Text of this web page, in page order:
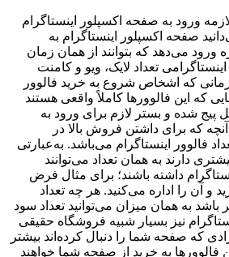
ورود به صفحه اکسپلور اینستاگرام
صفحه اکسپلور اینستاگرام به
ورود می‌دهد که بتوانند از همان زمان
تعداد لایک، ویو و کامنت
زمانی که اشخاص شروع به خرید فالوور
که این فالوورها کاملاً واقعی هستند
شده و بستر لازم برای ورود به
که برای داشتن فروش بالا در
فالوور اینستاگرام می‌باشد. به‌عبارتی
دارند به همان تعداد می‌توانند
داشته باشند؛ برای مثال فرض
و آن را اداره می‌کنید. هر چه تعداد
باشد به همان میزان می‌توانید تعداد سود
نیز بسیار شبیه فروشگاه حقیقی
که صفحه شما را دنبال کرده‌اند بیشتر
فالوورها به خرید از صفحه شما خواهند